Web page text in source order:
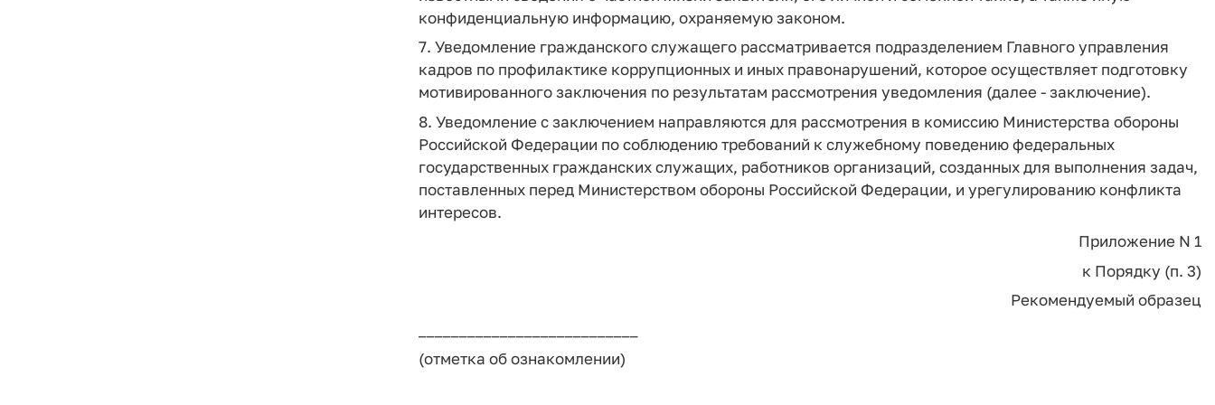
конфиденциальную информацию, охраняемую законом.
7. Уведомление гражданского служащего рассматривается подразделением Главного управления
кадров по профилактике коррупционных и иных правонарушений, которое осуществляет подготовку
мотивированного заключения по результатам рассмотрения уведомления (далее - заключение).
8. Уведомление с заключением направляются для рассмотрения в комиссию Министерства обороны
Российской Федерации по соблюдению требований к служебному поведению федеральных
государственных гражданских служащих, работников организаций, созданных для выполнения задач,
поставленных перед Министерством обороны Российской Федерации, и урегулированию конфликта
интересов.
Приложение N 1
к Порядку (п. 3)
Рекомендуемый образец
(отметка об ознакомлении)